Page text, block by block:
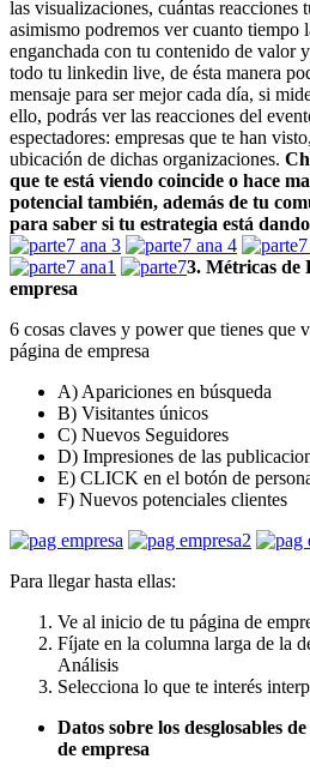
las visualizaciones, cuántas reacciones
asimismo podremos ver cuanto tiempo
enganchada con tu contenido de valor
todo tu linkedin live, de ésta manera
mensaje para ser mejor cada día, si
ello, podrás ver las reacciones del
espectadores: empresas que te han
ubicación de dichas organizaciones.
que te está viendo coincide o hace
potencial también, además de tu
para saber si tu estrategia está
3. Métricas de
empresa
6 cosas claves y power que tienes que
página de empresa
A) Apariciones en búsqueda
B) Visitantes únicos
C) Nuevos Seguidores
D) Impresiones de las
E) CLICK en el botón de
F) Nuevos potenciales clientes
Para llegar hasta ellas:
Ve al inicio de tu página de
Fíjate en la columna larga de la
Análisis
Selecciona lo que te interés
Datos sobre los desglosables
de empresa